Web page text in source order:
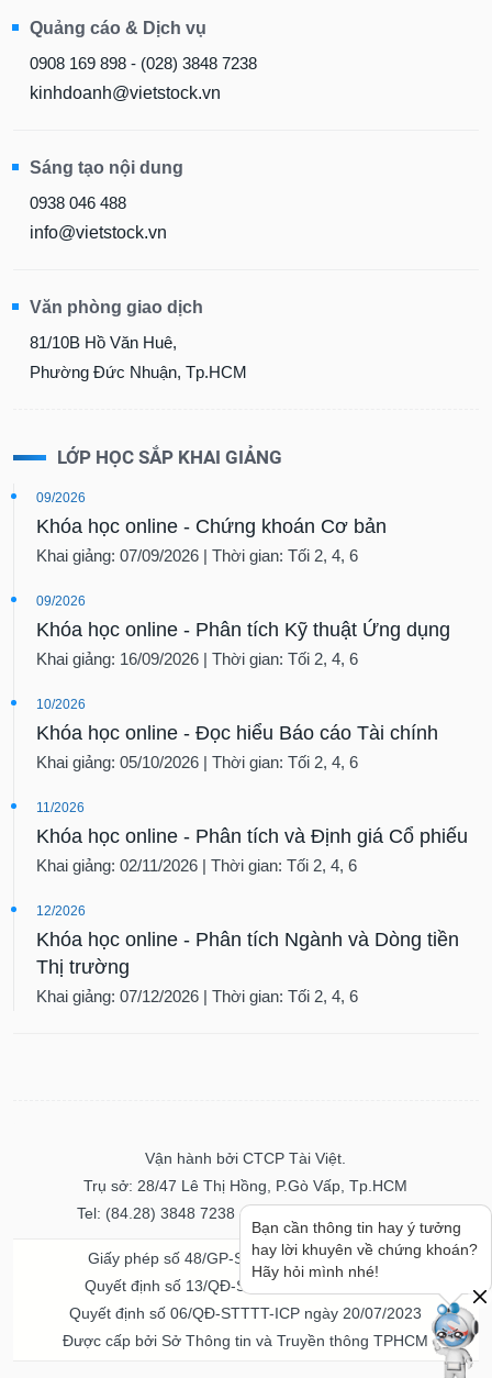
Quảng cáo & Dịch vụ
0908 169 898 - (028) 3848 7238
kinhdoanh@vietstock.vn
Sáng tạo nội dung
0938 046 488
info@vietstock.vn
Văn phòng giao dịch
81/10B Hồ Văn Huê,
Phường Đức Nhuận, Tp.HCM
LỚP HỌC SẮP KHAI GIẢNG
09/2026
Khóa học online - Chứng khoán Cơ bản
Khai giảng: 07/09/2026 | Thời gian: Tối 2, 4, 6
09/2026
Khóa học online - Phân tích Kỹ thuật Ứng dụng
Khai giảng: 16/09/2026 | Thời gian: Tối 2, 4, 6
10/2026
Khóa học online - Đọc hiểu Báo cáo Tài chính
Khai giảng: 05/10/2026 | Thời gian: Tối 2, 4, 6
11/2026
Khóa học online - Phân tích và Định giá Cổ phiếu
Khai giảng: 02/11/2026 | Thời gian: Tối 2, 4, 6
12/2026
Khóa học online - Phân tích Ngành và Dòng tiền
Thị trường
Khai giảng: 07/12/2026 | Thời gian: Tối 2, 4, 6
Vận hành bởi CTCP Tài Việt.
Trụ sở: 28/47 Lê Thị Hồng, P.Gò Vấp, Tp.HCM
Tel: (84.28) 3848 7238 - Fax: (84.28) 3848 7237
Giấy phép số 48/GP-STTTT ngày 04/11/2016
Quyết định số 13/QĐ-STTTT ngày 02/11/2017
Quyết định số 06/QĐ-STTTT-ICP ngày 20/07/2023
Được cấp bởi Sở Thông tin và Truyền thông TPHCM
Bạn cần thông tin hay ý tưởng
hay lời khuyên về chứng khoán?
Hãy hỏi mình nhé!